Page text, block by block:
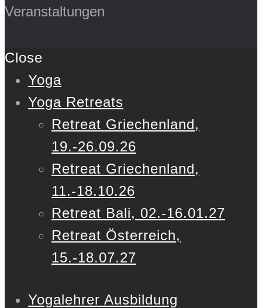
Veranstaltungen
Close
Yoga
Yoga Retreats
Retreat Griechenland,
19.-26.09.26
Retreat Griechenland,
11.-18.10.26
Retreat Bali, 02.-16.01.27
Retreat Österreich,
15.-18.07.27
Yogalehrer Ausbildung